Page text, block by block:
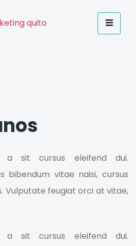
a sit cursus eleifend dui.
bibendum vitae naisi, cursus
Vulputate feugiat orci at vitae,
a sit cursus eleifend dui.